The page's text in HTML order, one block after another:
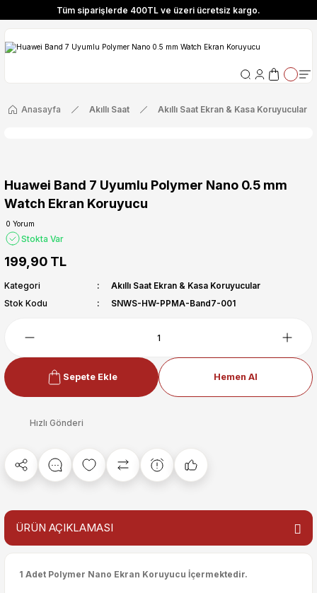
Tüm siparişlerde 400TL ve üzeri ücretsiz kargo.
Özel! YENI10 koduyla 400 TL ve üzeri alışverişlerinizde %10 indirim
Tüm siparişlerde 400TL ve üzeri ücretsiz kargo.
Özel! YENI10 koduyla 400 TL ve üzeri alışverişlerinizde %10 indirim
Anasayfa Akıllı Saat Akıllı Saat Ekran & Kasa Koruyucular
Huawei Band 7 Uyumlu Polymer Nano 0.5 mm
Watch Ekran Koruyucu
0 Yorum
Stokta Var
199,90 TL
Kategori
Akıllı Saat Ekran & Kasa Koruyucular
Stok Kodu
SNWS-HW-PPMA-Band7-001
Sepete Ekle Hemen Al
Hızlı Gönderi
ÜRÜN AÇIKLAMASI
1 Adet Polymer Nano Ekran Koruyucu İçermektedir.